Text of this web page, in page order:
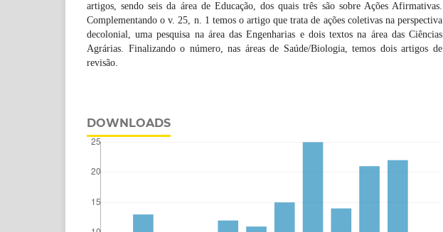
artigos, sendo seis da área de Educação, dos quais três são sobre Ações Afirmativas.
Complementando o v. 25, n. 1 temos o artigo que trata de ações coletivas na perspectiva
decolonial, uma pesquisa na área das Engenharias e dois textos na área das Ciências
Agrárias. Finalizando o número, nas áreas de Saúde/Biologia, temos dois artigos de
revisão.
DOWNLOADS